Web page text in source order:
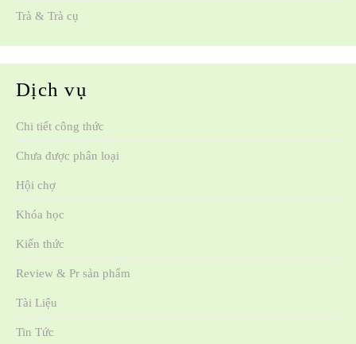
Trà & Trà cụ
Dịch vụ
Chi tiết công thức
Chưa được phân loại
Hội chợ
Khóa học
Kiến thức
Review & Pr sản phẩm
Tài Liệu
Tin Tức